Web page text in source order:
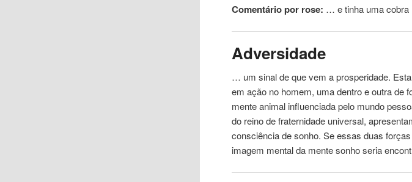
Comentário por rose: … e tinha uma cobra
Adversidade
… um sinal de que vem a prosperidade.
em ação no homem, uma dentro e outra de
mente animal influenciada pelo mundo
do reino de fraternidade universal,
consciência de sonho. Se essas duas
imagem mental da mente sonho seria